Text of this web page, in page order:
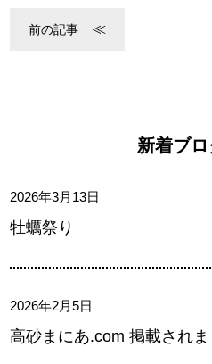
前の記事
新着ブ
2026年3月13日
牡蠣祭り
2026年2月5日
高砂まにあ.com 掲載されま